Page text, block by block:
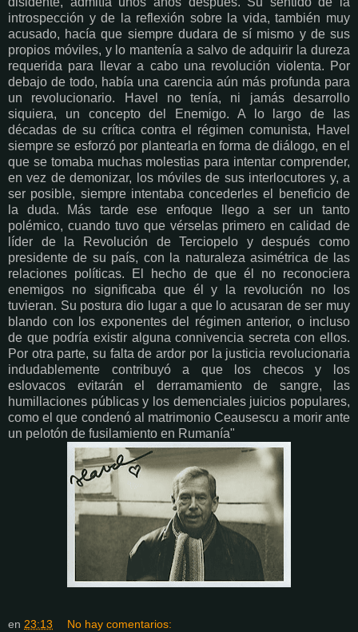
introspección y de la reflexión sobre la vida, también muy
acusado, hacía que siempre dudara de sí mismo y de sus
propios móviles, y lo mantenía a salvo de adquirir la dureza
requerida para llevar a cabo una revolución violenta. Por
debajo de todo, había una carencia aún más profunda para
un revolucionario. Havel no tenía, ni jamás desarrollo
siquiera, un concepto del Enemigo. A lo largo de las
décadas de su crítica contra el régimen comunista, Havel
siempre se esforzó por plantearla en forma de diálogo, en el
que se tomaba muchas molestias para intentar comprender,
en vez de demonizar, los móviles de sus interlocutores y, a
ser posible, siempre intentaba concederles el beneficio de
la duda. Más tarde ese enfoque llego a ser un tanto
polémico, cuando tuvo que vérselas primero en calidad de
líder de la Revolución de Terciopelo y después como
presidente de su país, con la naturaleza asimétrica de las
relaciones políticas. El hecho de que él no reconociera
enemigos no significaba que él y la revolución no los
tuvieran. Su postura dio lugar a que lo acusaran de ser muy
blando con los exponentes del régimen anterior, o incluso
de que podría existir alguna connivencia secreta con ellos.
Por otra parte, su falta de ardor por la justicia revolucionaria
indudablemente contribuyó a que los checos y los
eslovacos evitarán el derramamiento de sangre, las
humillaciones públicas y los demenciales juicios populares,
como el que condenó al matrimonio Ceausescu a morir ante
un pelotón de fusilamiento en Rumanía"
en 23:13 No hay comentarios: